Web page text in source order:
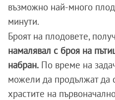
възможно най-много
минути.
Броят на плодовете,
намалявал с броя на
набран. По време на
можели да продължат да
храстите на